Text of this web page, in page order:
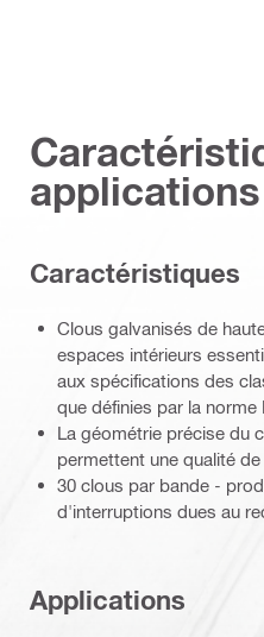
applications
Caractéristiques
Clous galvanisés de
espaces intérieurs
aux spécifications des
que définies par la norme
La géométrie précise du
permettent une qualité
30 clous par bande -
d'interruptions dues au
Applications